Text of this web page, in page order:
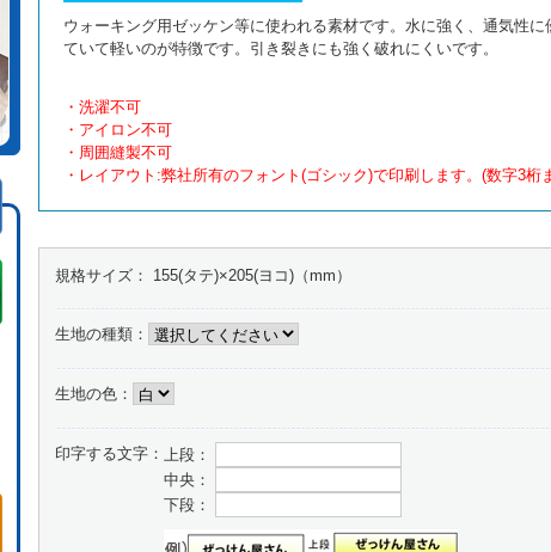
ウォーキング用ゼッケン等に使われる素材です。水に強く、通気性に
ていて軽いのが特徴です。引き裂きにも強く破れにくいです。
・洗濯不可
・アイロン不可
・周囲縫製不可
・レイアウト:弊社所有のフォント(ゴシック)で印刷します。(数字3桁
規格サイズ： 155(タテ)×205(ヨコ)（mm）
生地の種類：
生地の色：
印字する文字： 上段：
中央：
下段：